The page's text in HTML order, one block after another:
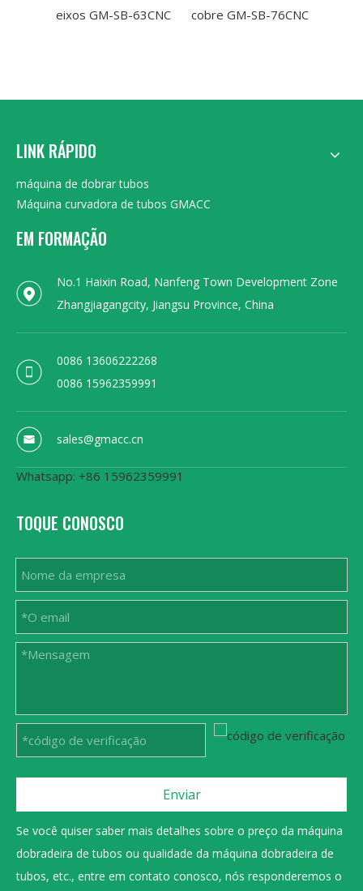
eixos GM-SB-63CNC
cobre GM-SB-76CNC
LINK RÁPIDO
máquina de dobrar tubos
Máquina curvadora de tubos GMACC
EM FORMAÇÃO
No.1 Haixin Road, Nanfeng Town Development Zone
Zhangjiagangcity, Jiangsu Province, China
0086 13606222268
0086 15962359991
sales@gmacc.cn
Whatsapp: +86 15962359991
TOQUE CONOSCO
Enviar
Se você quiser saber mais detalhes sobre o preço da máquina
dobradeira de tubos ou qualidade da máquina dobradeira de
tubos, etc., entre em contato conosco, nós responderemos o